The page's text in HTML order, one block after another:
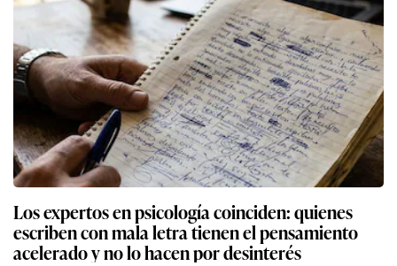
Los expertos en psicología coinciden: quienes
escriben con mala letra tienen el pensamiento
acelerado y no lo hacen por desinterés